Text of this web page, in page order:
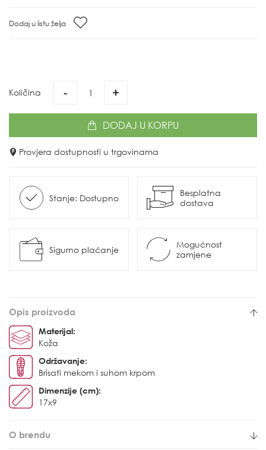
Dodaj u listu želja
Količina - +
DODAJ U KORPU
Provjera dostupnosti u trgovinama
Stanje: Dostupno
Besplatna
dostava
Sigurno plaćanje
Mogućnost
zamjene
Opis proizvoda
Materijal:
Koža
Održavanje:
Brisati mekom i suhom krpom
Dimenzije (cm):
17x9
O brendu